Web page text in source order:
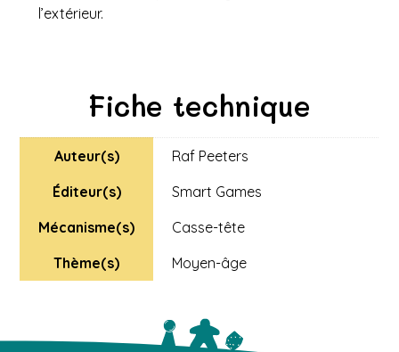
l’extérieur.
Fiche technique
Auteur(s)
Raf Peeters
Éditeur(s)
Smart Games
Mécanisme(s)
Casse-tête
Thème(s)
Moyen-âge